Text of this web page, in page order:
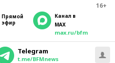
16+
прямой
эфир
Канал в
MAX
max.ru/bfm
Telegram
t.me/BFMnews